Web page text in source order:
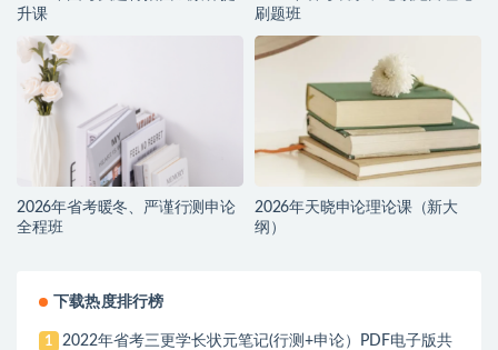
升课
刷题班
2026年省考暖冬、严谨行测申论
全程班
2026年天晓申论理论课（新大
纲）
下载热度排行榜
1
2022年省考三更学长状元笔记(行测+申论）PDF电子版共